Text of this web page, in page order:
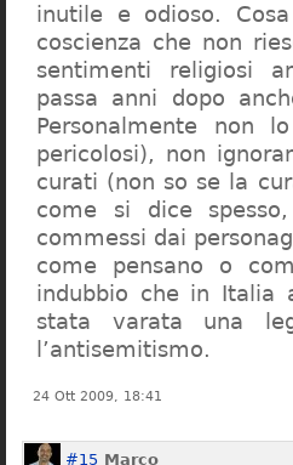
inutile e odioso.
coscienza che non
sentimenti religiosi
passa anni dopo
Personalmente non
pericolosi), non
curati (non so se la
come si dice
commessi dai
come pensano o
indubbio che in Italia
stata varata una
l’antisemitismo.
24 Ott 2009, 18:41
#15 Marco